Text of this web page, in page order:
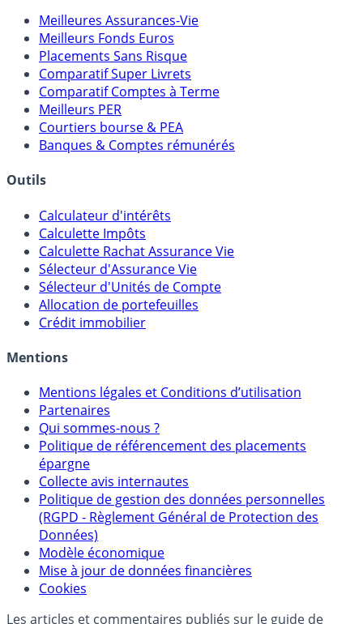
Meilleures Assurances-Vie
Meilleurs Fonds Euros
Placements Sans Risque
Comparatif Super Livrets
Comparatif Comptes à Terme
Meilleurs PER
Courtiers bourse & PEA
Banques & Comptes rémunérés
Outils
Calculateur d'intérêts
Calculette Impôts
Calculette Rachat Assurance Vie
Sélecteur d'Assurance Vie
Sélecteur d'Unités de Compte
Allocation de portefeuilles
Crédit immobilier
Mentions
Mentions légales et Conditions d’utilisation
Partenaires
Qui sommes-nous ?
Politique de référencement des placements
épargne
Collecte avis internautes
Politique de gestion des données personnelles
(RGPD - Règlement Général de Protection des
Données)
Modèle économique
Mise à jour de données financières
Cookies
Les articles et commentaires publiés sur le guide de